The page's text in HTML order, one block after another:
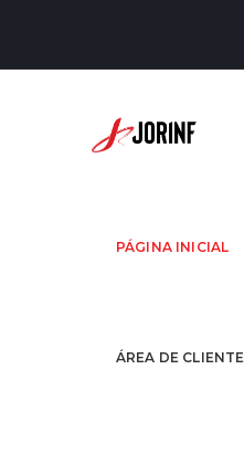
PÁGINA INICIAL
ÁREA DE CLIENTE